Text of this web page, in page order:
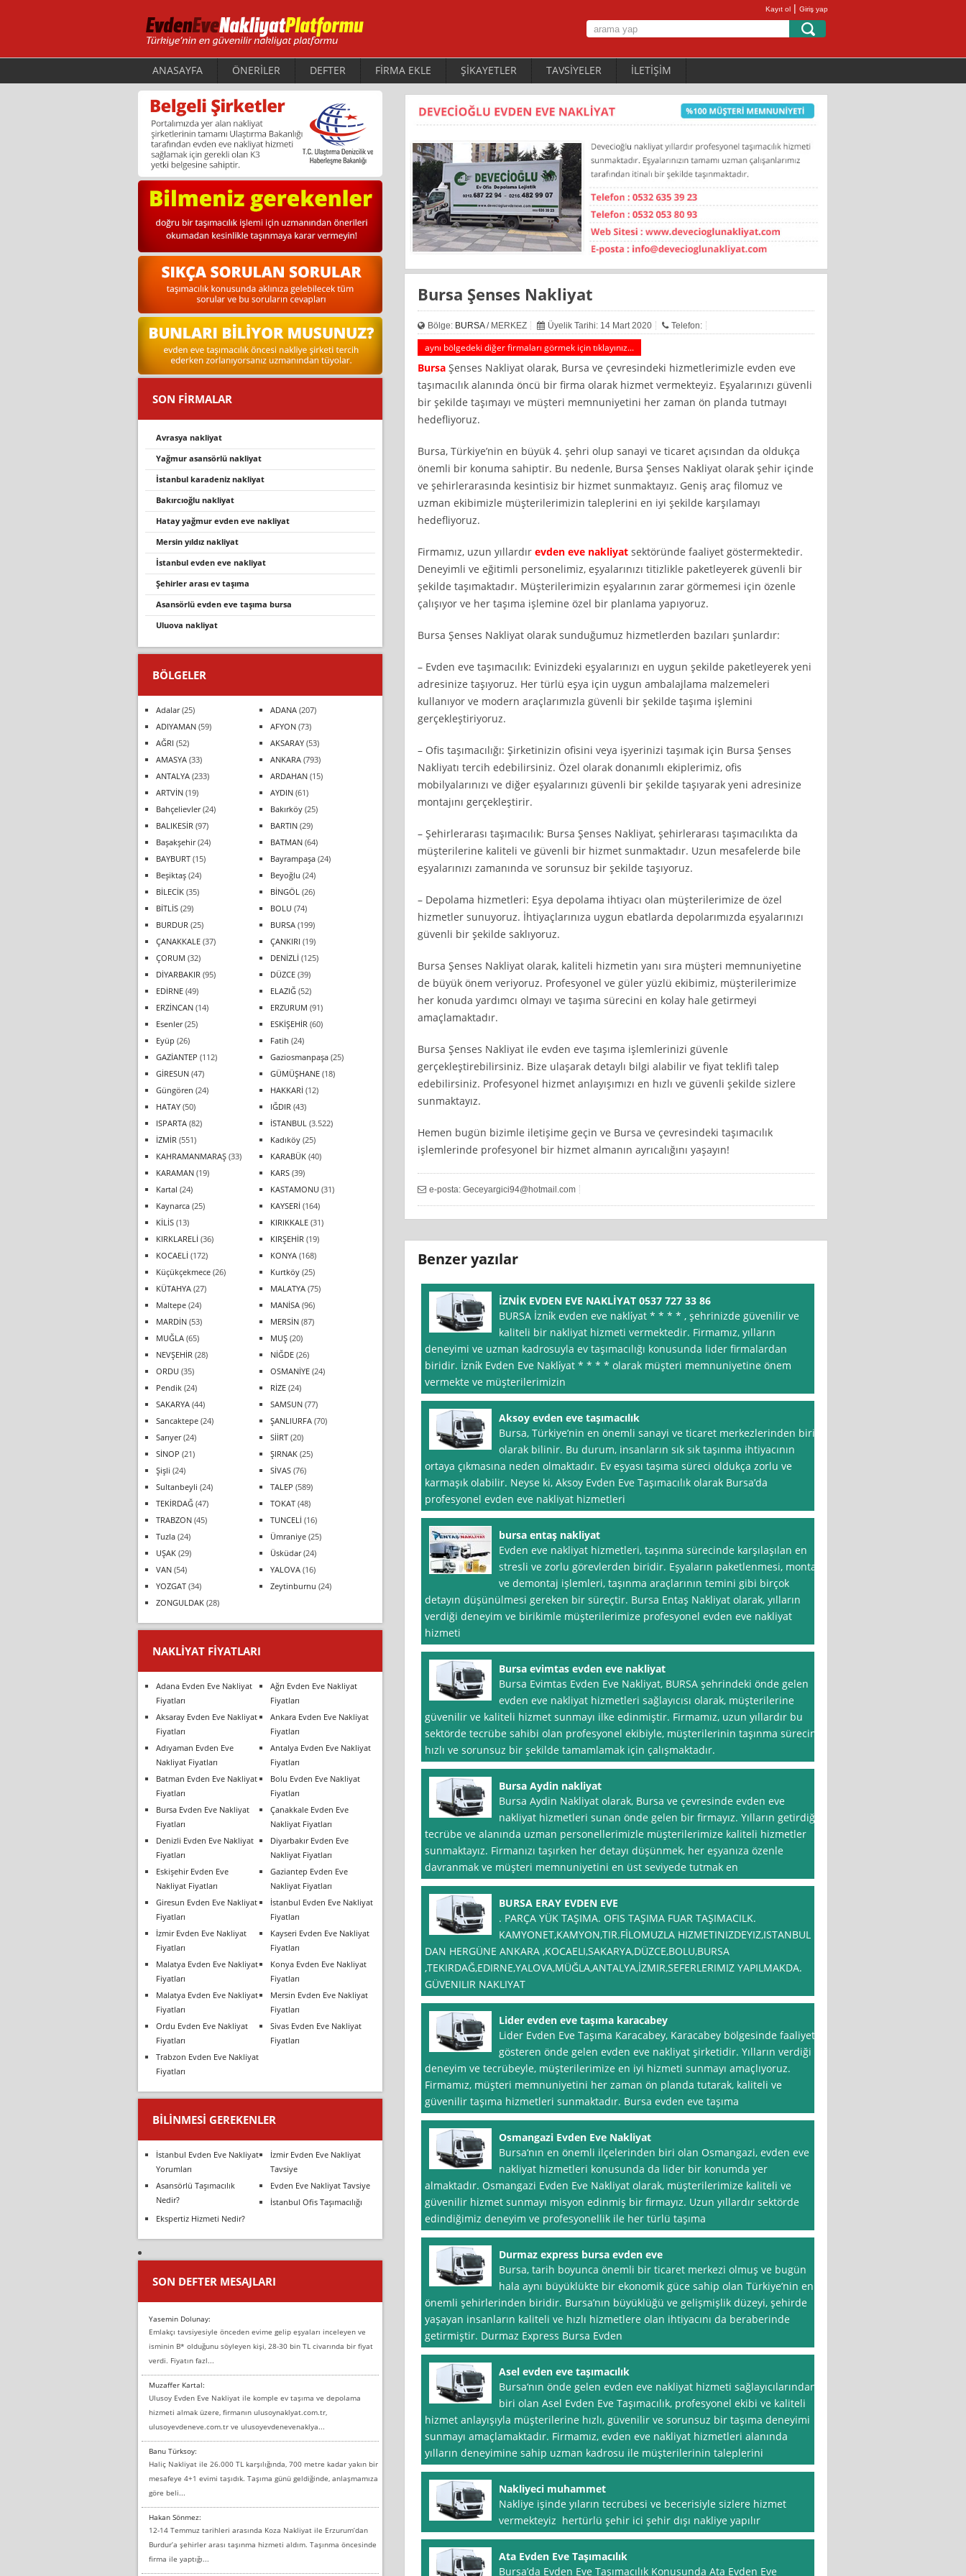
Kayıt ol | Giriş yap
ANASAYFA ÖNERİLER DEFTER FİRMA EKLE ŞİKAYETLER TAVSİYELER İLETİŞİM
Bursa Şenses Nakliyat
Bölge: BURSA/ MERKEZ Üyelik Tarihi: 14 Mart 2020 Telefon:
aynı bölgedeki diğer firmaları görmek için tıklayınız...
BursaŞenses Nakliyat olarak, Bursa ve çevresindeki hizmetlerimizle evden eve
taşımacılık alanında öncü bir firma olarak hizmet vermekteyiz. Eşyalarınızı güvenli
bir şekilde taşımayı ve müşteri memnuniyetini her zaman ön planda tutmayı
hedefliyoruz.
Bursa, Türkiye’nin en büyük 4. şehri olup sanayi ve ticaret açısından da oldukça
önemli bir konuma sahiptir. Bu nedenle, Bursa Şenses Nakliyat olarak şehir içinde
ve şehirlerarasında kesintisiz bir hizmet sunmaktayız. Geniş araç filomuz ve
uzman ekibimizle müşterilerimizin taleplerini en iyi şekilde karşılamayı
hedefliyoruz.
Firmamız, uzun yıllardır evden eve nakliyatsektöründe faaliyet göstermektedir.
Deneyimli ve eğitimli personelimiz, eşyalarınızı titizlikle paketleyerek güvenli bir
şekilde taşımaktadır. Müşterilerimizin eşyalarının zarar görmemesi için özenle
çalışıyor ve her taşıma işlemine özel bir planlama yapıyoruz.
Bursa Şenses Nakliyat olarak sunduğumuz hizmetlerden bazıları şunlardır:
– Evden eve taşımacılık: Evinizdeki eşyalarınızı en uygun şekilde paketleyerek yeni
adresinize taşıyoruz. Her türlü eşya için uygun ambalajlama malzemeleri
kullanıyor ve modern araçlarımızla güvenli bir şekilde taşıma işlemini
gerçekleştiriyoruz.
– Ofis taşımacılığı: Şirketinizin ofisini veya işyerinizi taşımak için Bursa Şenses
Nakliyatı tercih edebilirsiniz. Özel olarak donanımlı ekiplerimiz, ofis
mobilyalarınızı ve diğer eşyalarınızı güvenli bir şekilde taşıyarak yeni adresinize
montajını gerçekleştirir.
– Şehirlerarası taşımacılık: Bursa Şenses Nakliyat, şehirlerarası taşımacılıkta da
müşterilerine kaliteli ve güvenli bir hizmet sunmaktadır. Uzun mesafelerde bile
eşyalarınızı zamanında ve sorunsuz bir şekilde taşıyoruz.
– Depolama hizmetleri: Eşya depolama ihtiyacı olan müşterilerimize de özel
hizmetler sunuyoruz. İhtiyaçlarınıza uygun ebatlarda depolarımızda eşyalarınızı
güvenli bir şekilde saklıyoruz.
Bursa Şenses Nakliyat olarak, kaliteli hizmetin yanı sıra müşteri memnuniyetine
de büyük önem veriyoruz. Profesyonel ve güler yüzlü ekibimiz, müşterilerimize
her konuda yardımcı olmayı ve taşıma sürecini en kolay hale getirmeyi
amaçlamaktadır.
Bursa Şenses Nakliyat ile evden eve taşıma işlemlerinizi güvenle
gerçekleştirebilirsiniz. Bize ulaşarak detaylı bilgi alabilir ve fiyat teklifi talep
edebilirsiniz. Profesyonel hizmet anlayışımızı en hızlı ve güvenli şekilde sizlere
sunmaktayız.
Hemen bugün bizimle iletişime geçin ve Bursa ve çevresindeki taşımacılık
işlemlerinde profesyonel bir hizmet almanın ayrıcalığını yaşayın!
e-posta: Geceyargici94@hotmail.com
Benzer yazılar
İZNİK EVDEN EVE NAKLİYAT 0537 727 33 86
BURSA İzni̇k evden eve nakli̇yat * * * * , şehrinizde güvenilir ve
kaliteli bir nakliyat hizmeti vermektedir. Firmamız, yılların
deneyimi ve uzman kadrosuyla ev taşımacılığı konusunda lider firmalardan
biridir. İzni̇k Evden Eve Nakli̇yat * * * * olarak müşteri memnuniyetine önem
vermekte ve müşterilerimizin
Aksoy evden eve taşımacılık
Bursa, Türkiye’nin en önemli sanayi ve ticaret merkezlerinden biri
olarak bilinir. Bu durum, insanların sık sık taşınma ihtiyacının
ortaya çıkmasına neden olmaktadır. Ev eşyası taşıma süreci oldukça zorlu ve
karmaşık olabilir. Neyse ki, Aksoy Evden Eve Taşımacılık olarak Bursa’da
profesyonel evden eve nakliyat hizmetleri
bursa entaş nakliyat
Evden eve nakliyat hizmetleri, taşınma sürecinde karşılaşılan en
stresli ve zorlu görevlerden biridir. Eşyaların paketlenmesi, montaj
ve demontaj işlemleri, taşınma araçlarının temini gibi birçok
detayın düşünülmesi gereken bir süreçtir. Bursa Entaş Nakliyat olarak, yılların
verdiği deneyim ve birikimle müşterilerimize profesyonel evden eve nakliyat
hizmeti
Bursa evimtas evden eve nakliyat
Bursa Evimtas Evden Eve Nakliyat, BURSA şehrindeki önde gelen
evden eve nakliyat hizmetleri sağlayıcısı olarak, müşterilerine
güvenilir ve kaliteli hizmet sunmayı ilke edinmiştir. Firmamız, uzun yıllardır bu
sektörde tecrübe sahibi olan profesyonel ekibiyle, müşterilerinin taşınma sürecini
hızlı ve sorunsuz bir şekilde tamamlamak için çalışmaktadır.
Bursa Aydin nakliyat
Bursa Aydin Nakliyat olarak, Bursa ve çevresinde evden eve
nakliyat hizmetleri sunan önde gelen bir firmayız. Yılların getirdiği
tecrübe ve alanında uzman personellerimizle müşterilerimize kaliteli hizmetler
sunmaktayız. Firmanızı taşırken her detayı düşünmek, her eşyanıza özenle
davranmak ve müşteri memnuniyetini en üst seviyede tutmak en
BURSA ERAY EVDEN EVE
. PARÇA YÜK TAŞIMA. OFIS TAŞIMA FUAR TAŞIMACILK.
KAMYONET,KAMYON,TIR.FİLOMUZLA HIZMETINIZDEYIZ,ISTANBUL
DAN HERGÜNE ANKARA ,KOCAELI,SAKARYA,DÜZCE,BOLU,BURSA
,TEKIRDAĞ,EDIRNE,YALOVA,MÜĞLA,ANTALYA,İZMIR,SEFERLERIMIZ YAPILMAKDA.
GÜVENILIR NAKLIYAT
Lider evden eve taşıma karacabey
Lider Evden Eve Taşıma Karacabey, Karacabey bölgesinde faaliyet
gösteren önde gelen evden eve nakliyat şirketidir. Yılların verdiği
deneyim ve tecrübeyle, müşterilerimize en iyi hizmeti sunmayı amaçlıyoruz.
Firmamız, müşteri memnuniyetini her zaman ön planda tutarak, kaliteli ve
güvenilir taşıma hizmetleri sunmaktadır. Bursa evden eve taşıma
Osmangazi Evden Eve Nakliyat
Bursa‘nın en önemli ilçelerinden biri olan Osmangazi, evden eve
nakliyat hizmetleri konusunda da lider bir konumda yer
almaktadır. Osmangazi Evden Eve Nakliyat olarak, müşterilerimize kaliteli ve
güvenilir hizmet sunmayı misyon edinmiş bir firmayız. Uzun yıllardır sektörde
edindiğimiz deneyim ve profesyonellik ile her türlü taşıma
Durmaz express bursa evden eve
Bursa, tarih boyunca önemli bir ticaret merkezi olmuş ve bugün
hala aynı büyüklükte bir ekonomik güce sahip olan Türkiye’nin en
önemli şehirlerinden biridir. Bursa’nın büyüklüğü ve gelişmişlik düzeyi, şehirde
yaşayan insanların kaliteli ve hızlı hizmetlere olan ihtiyacını da beraberinde
getirmiştir. Durmaz Express Bursa Evden
Asel evden eve taşımacılık
Bursa‘nın önde gelen evden eve nakliyat hizmeti sağlayıcılarından
biri olan Asel Evden Eve Taşımacılık, profesyonel ekibi ve kaliteli
hizmet anlayışıyla müşterilerine hızlı, güvenilir ve sorunsuz bir taşıma deneyimi
sunmayı amaçlamaktadır. Firmamız, evden eve nakliyat hizmetleri alanında
yılların deneyimine sahip uzman kadrosu ile müşterilerinin taleplerini
Nakliyeci muhammet
Nakliye işinde yıların tecrübesi ve becerisiyle sizlere hizmet
vermekteyiz hertürlü şehir ici şehir dışı nakliye yapılır
Ata Evden Eve Taşımacılık
Bursa’da Evden Eve Taşımacılık Konusunda Ata Evden Eve
SON FİRMALAR
avrasya nakliyat
yağmur asansörlü nakliyat
i̇stanbul karadeniz nakliyat
bakırcıoğlu nakliyat
hatay yağmur evden eve nakliyat
mersin yıldız nakliyat
i̇stanbul evden eve nakli̇yat
şehirler arası ev taşıma
asansörlü evden eve taşıma bursa
uluova nakliyat
BÖLGELER
Adalar(25) ADANA (207)
ADIYAMAN (59) AFYON (73)
AĞRI (52) AKSARAY (53)
AMASYA (33) ANKARA (793)
ANTALYA (233) ARDAHAN (15)
ARTVİN (19) AYDIN (61)
Bahçelievler(24) Bakırköy (25)
BALIKESİR (97) BARTIN (29)
Başakşehir(24) BATMAN (64)
BAYBURT (15) Bayrampaşa (24)
Beşiktaş (24) Beyoğlu (24)
BİLECİK (35) BİNGÖL (26)
BİTLİS (29) BOLU (74)
BURDUR (25) BURSA (199)
ÇANAKKALE (37) ÇANKIRI (19)
ÇORUM (32) DENİZLİ (125)
DİYARBAKIR (95) DÜZCE (39)
EDİRNE (49) ELAZIĞ (52)
ERZİNCAN (14) ERZURUM (91)
Esenler(25) ESKİŞEHİR (60)
Eyüp (26) Fatih (24)
GAZİANTEP (112) Gaziosmanpaşa (25)
GİRESUN (47) GÜMÜŞHANE (18)
Güngören (24) HAKKARİ (12)
HATAY (50) IĞDIR (43)
ISPARTA (82) İSTANBUL (3.522)
İZMİR (551) Kadıköy (25)
KAHRAMANMARAŞ (33) KARABÜK (40)
KARAMAN (19) KARS (39)
Kartal (24) KASTAMONU (31)
Kaynarca (25) KAYSERİ (164)
KİLİS (13) KIRIKKALE (31)
KIRKLARELİ (36) KIRŞEHİR (19)
KOCAELİ (172) KONYA (168)
Küçükçekmece (26) Kurtköy (25)
KÜTAHYA (27) MALATYA (75)
Maltepe (24) MANİSA (96)
MARDİN (53) MERSİN (87)
MUĞLA (65) MUŞ (20)
NEVŞEHİR (28) NİĞDE (26)
ORDU (35) OSMANİYE (24)
Pendik (24) RİZE (24)
SAKARYA (44) SAMSUN (77)
Sancaktepe (24) ŞANLIURFA (70)
Sarıyer(24) SİİRT (20)
SİNOP (21) ŞIRNAK (25)
Şişli (24) SİVAS (76)
Sultanbeyli (24) TALEP (589)
TEKİRDAĞ (47) TOKAT (48)
TRABZON (45) TUNCELİ (16)
Tuzla (24) Ümraniye (25)
UŞAK (29) Üsküdar(24)
VAN (54) YALOVA (16)
YOZGAT (34) Zeytinburnu (24)
ZONGULDAK (28)
NAKLIYAT FIYATLARI
Adana Evden Eve Nakliyat
Fiyatları
Ağrı Evden Eve Nakliyat
Fiyatları
Aksaray Evden Eve Nakliyat
Fiyatları
Ankara Evden Eve Nakliyat
Fiyatları
Adıyaman Evden Eve
Nakliyat Fiyatları
Antalya Evden Eve Nakliyat
Fiyatları
Batman Evden Eve Nakliyat
Fiyatları
Bolu Evden Eve Nakliyat
Fiyatları
Bursa Evden Eve Nakliyat
Fiyatları
Çanakkale Evden Eve
Nakliyat Fiyatları
Denizli Evden Eve Nakliyat
Fiyatları
Diyarbakır Evden Eve
Nakliyat Fiyatları
Eskişehir Evden Eve
Nakliyat Fiyatları
Gaziantep Evden Eve
Nakliyat Fiyatları
Giresun Evden Eve Nakliyat
Fiyatları
İstanbul Evden Eve Nakliyat
Fiyatları
İzmir Evden Eve Nakliyat
Fiyatları
Kayseri Evden Eve Nakliyat
Fiyatları
Malatya Evden Eve Nakliyat
Fiyatları
Konya Evden Eve Nakliyat
Fiyatları
Malatya Evden Eve Nakliyat
Fiyatları
Mersin Evden Eve Nakliyat
Fiyatları
Ordu Evden Eve Nakliyat
Fiyatları
Sivas Evden Eve Nakliyat
Fiyatları
Trabzon Evden Eve Nakliyat
Fiyatları
BILINMESI GEREKENLER
İstanbul Evden Eve Nakliyat
Yorumları
İzmir Evden Eve Nakliyat
Tavsiye
Asansörlü Taşımacılık
Nedir?
Evden Eve Nakliyat Tavsiye
İstanbul Ofis Taşımacılığı
Ekspertiz Hizmeti Nedir?
SON DEFTER MESAJLARI
Yasemin Dolunay:
Emlakçı tavsiyesiyle önceden evime gelip eşyaları inceleyen ve
isminin B* olduğunu söyleyen kişi, 28-30 bin TL civarında bir fiyat
verdi. Fiyatın fazl...
Muzaffer Kartal:
Ulusoy Evden Eve Nakliyat ile komple ev taşıma ve depolama
hizmeti almak üzere, firmanın ulusoynaklyat.com.tr,
ulusoyevdeneve.com.tr ve ulusoyevdenevenaklya...
Banu Türksoy:
Haliç Nakliyat ile 26.000 TL karşılığında, 700 metre kadar yakın bir
mesafeye 4+1 evimi taşıdık. Taşıma günü geldiğinde, anlaşmamıza
göre beli...
Hakan Sönmez:
12-14 Temmuz tarihleri arasında Koza Nakliyat ile Erzurum’dan
Burdur’a şehirler arası taşınma hizmeti aldım. Taşınma öncesinde
firma ile yaptığı...